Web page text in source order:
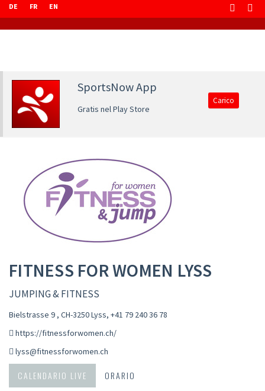
DE FR EN
SportsNow App
Gratis nel Play Store
Carico
FITNESS FOR WOMEN LYSS
JUMPING & FITNESS
Bielstrasse 9 , CH-3250 Lyss, +41 79 240 36 78
https://fitnessforwomen.ch/
lyss@fitnessforwomen.ch
CALENDARIO LIVE
ORARIO